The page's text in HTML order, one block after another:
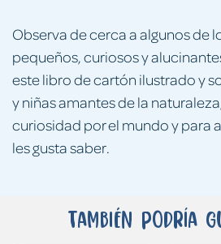
Observa de cerca a algunos de
pequeños, curiosos y
este libro de cartón ilustrado y
y niñas amantes de la
curiosidad por el mundo y para
les gusta saber.
También podría